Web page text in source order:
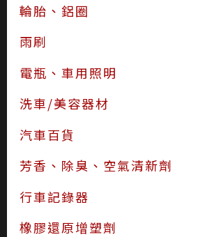
輪胎、鋁圈
雨刷
電瓶、車用照明
洗車/美容器材
汽車百貨
芳香、除臭、空氣清新劑
行車記錄器
橡膠還原增塑劑